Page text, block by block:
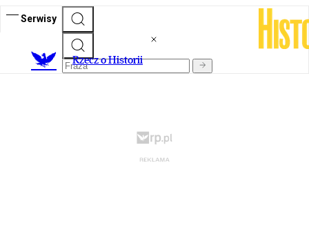
Serwisy
Rzecz o Historii